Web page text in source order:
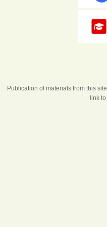
Publication of materials from this
link